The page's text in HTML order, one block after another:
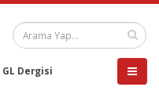
GL Dergisi